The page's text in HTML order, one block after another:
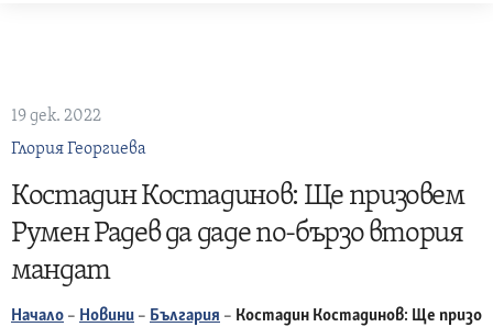
19 дек. 2022
Глория Георгиева
Костадин Костадинов: Ще призовем
Румен Радев да даде по-бързо втория
мандат
Начало – Новини – България – Костадин Костадинов: Ще